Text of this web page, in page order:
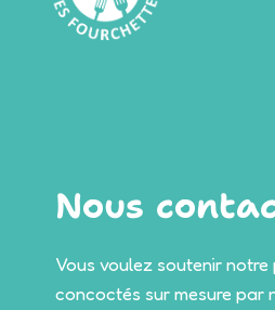
Nous
Vous voulez soutenir
concoctés sur mesure par